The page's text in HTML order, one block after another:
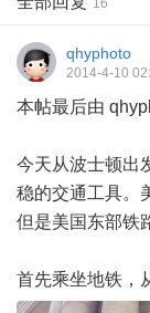
16
qhyphoto
2014-4-10
本帖最后由
今天从波士顿出
稳的交通工具。
但是美国东部铁
首先乘坐地铁，